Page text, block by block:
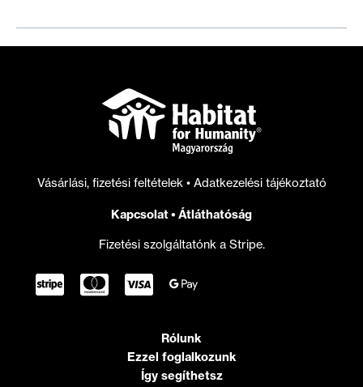
Vásárlási, fizetési feltételek • Adatkezelési tájékoztató
Kapcsolat• Átláthatóság
Fizetési szolgáltatónk a Stripe.
Rólunk
Ezzel foglalkozunk
Így segíthetsz